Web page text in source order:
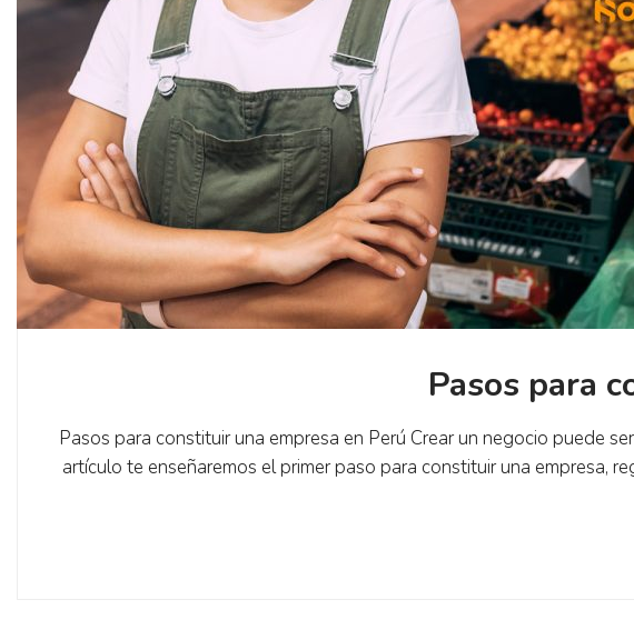
Pasos para
Pasos para constituir una empresa en Perú Crear un negocio puede
artículo te enseñaremos el primer paso para constituir una empresa,